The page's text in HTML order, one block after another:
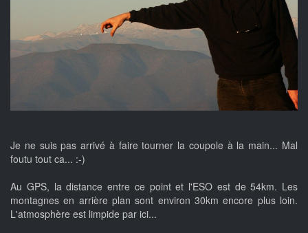
Je ne suis pas arrivé à faire tourner la coupole à la main... Mal
foutu tout ca... :-)
Au GPS, la distance entre ce point et l'ESO est de 54km. Les
montagnes en arrière plan sont environ 30km encore plus loin.
L'atmosphère est limpide par ici...